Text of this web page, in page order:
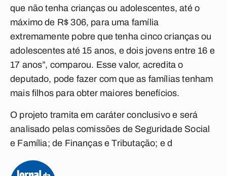
que não tenha crianças ou adolescentes, até o
máximo de R$ 306, para uma família
extremamente pobre que tenha cinco crianças ou
adolescentes até 15 anos, e dois jovens entre 16 e
17 anos”, comparou. Esse valor, acredita o
deputado, pode fazer com que as famílias tenham
mais filhos para obter maiores benefícios.
O projeto tramita em caráter conclusivo e será
analisado pelas comissões de Seguridade Social
e Família; de Finanças e Tributação; e d